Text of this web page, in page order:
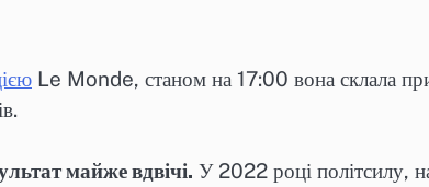
Le Monde, станом на 17:00 вона склала
майже вдвічі. У 2022 році політсилу,